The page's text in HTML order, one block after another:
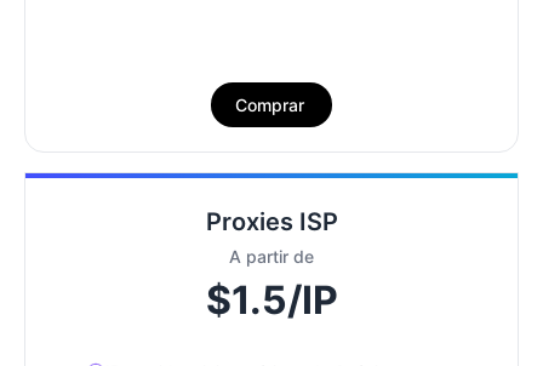
Comprar
Proxies ISP
A partir de
$1.5/IP